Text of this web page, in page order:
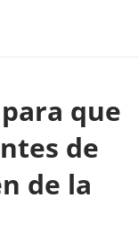
que
de
de la